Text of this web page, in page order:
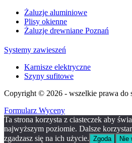
Żaluzje aluminiowe
Plisy okienne
Żaluzje drewniane Poznań
Systemy zawieszeń
Karnisze elektryczne
Szyny sufitowe
Copyright © 2026 - wszelkie prawa do
Formularz Wyceny
Ta strona korzysta z ciasteczek aby
najwyższym poziomie. Dalsze
zgadzasz się na ich użycie. Zgoda Nie